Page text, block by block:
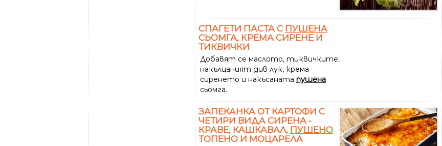
СПАГЕТИ ПАСТА С ПУШЕНА
СЬОМГА, КРЕМА СИРЕНЕ И
ТИКВИЧКИ
Добавят се маслото, тиквичките,
накълцаният див лук, крема
сиренето и накъсаната пушена
сьомга.
ЗАПЕКАНКА ОТ КАРТОФИ С
ЧЕТИРИ ВИДА СИРЕНА -
КРАВЕ, КАШКАВАЛ, ПУШЕНО
ТОПЕНО И МОЦАРЕЛА